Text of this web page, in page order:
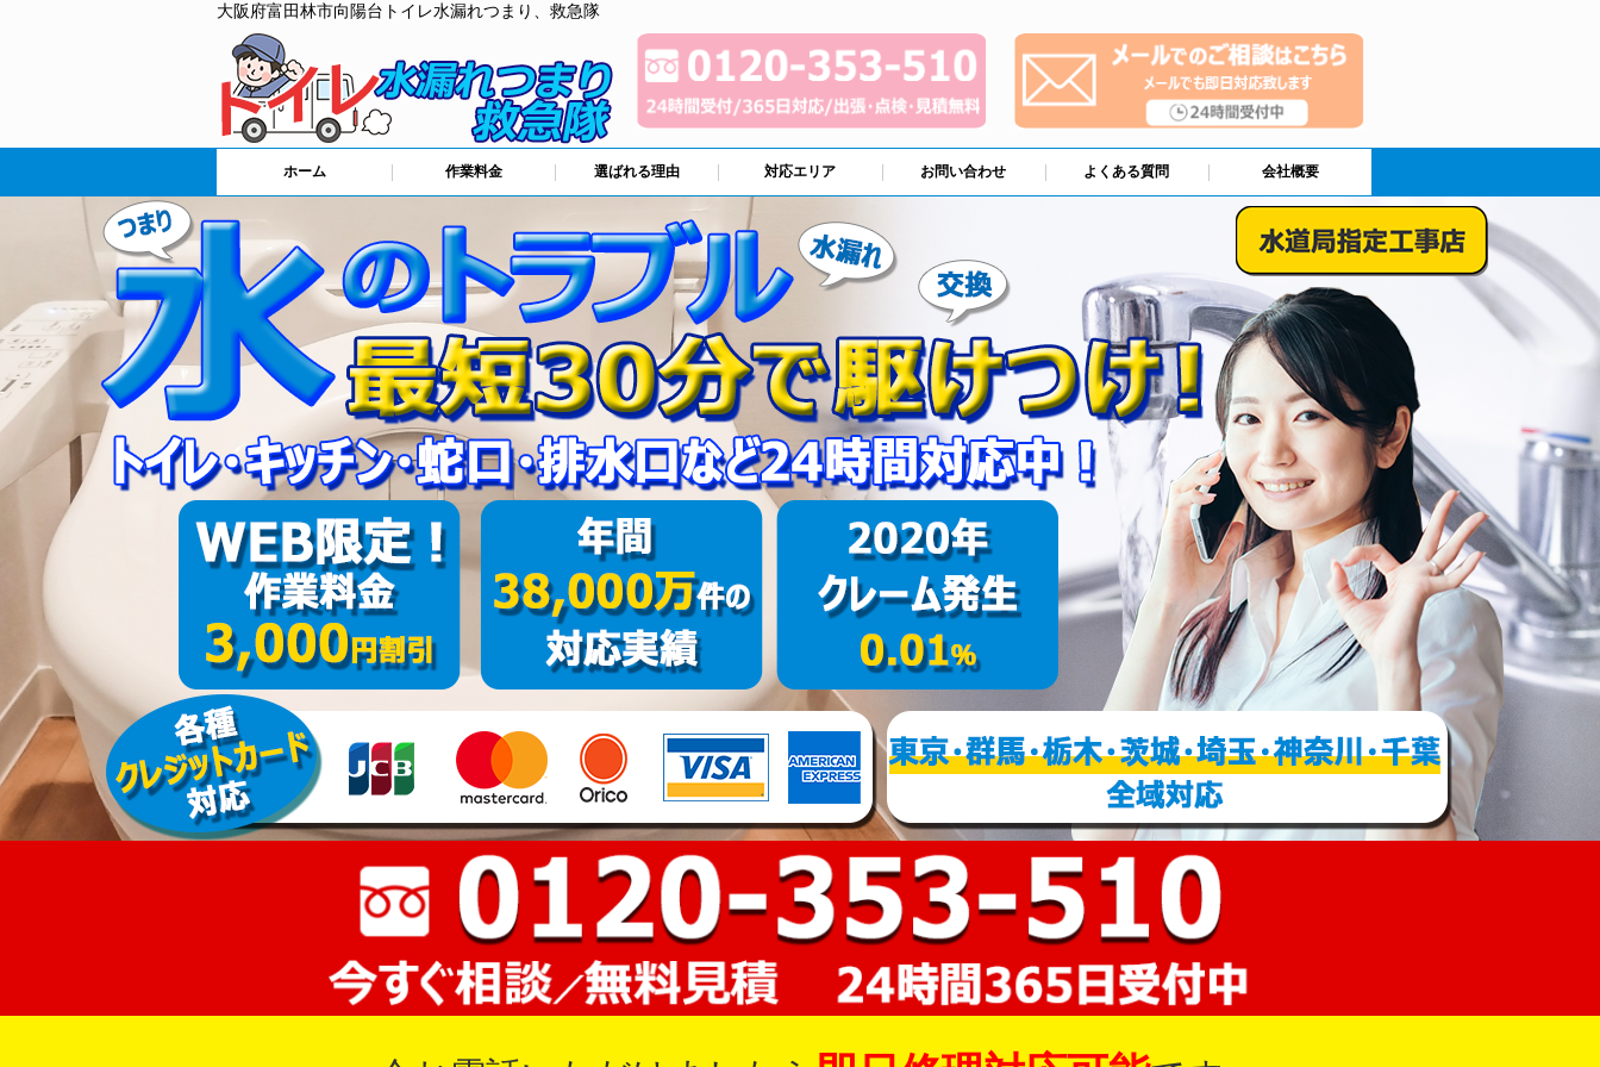
大阪府富田林市向陽台トイレ水漏れつまり、救急隊
ホーム 作業料金 選ばれる理由 対応エリア お問い合わせ よくある質問 会社概要